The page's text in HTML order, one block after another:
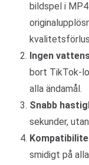
bildspel i
Ingen
bort TikTok-
alla ändamål.
Snabb
sekunder,
smidigt på